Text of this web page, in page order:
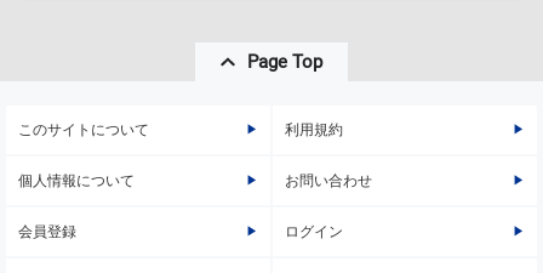
Page Top
このサイトについて 利用規約
個人情報について お問い合わせ
会員登録 ログイン